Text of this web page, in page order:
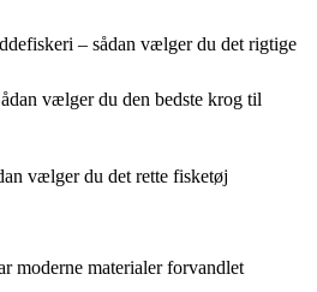
– sådan vælger du det rigtige
vælger du den bedste krog til
vælger du det rette fisketøj
moderne materialer forvandlet